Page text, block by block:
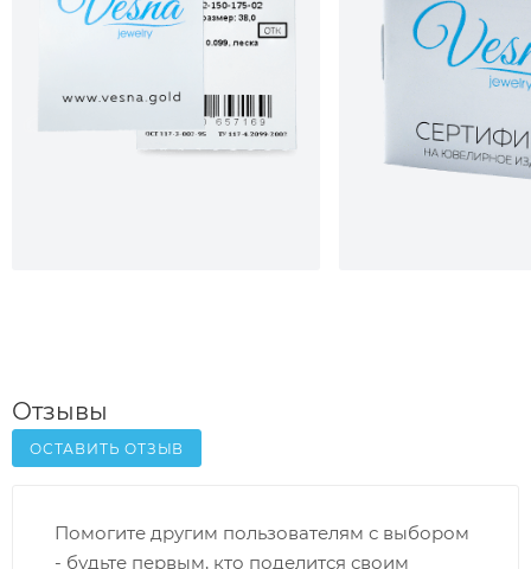
Отзывы
ОСТАВИТЬ ОТЗЫВ
Помогите другим пользователям с выбором
- будьте первым, кто поделится своим